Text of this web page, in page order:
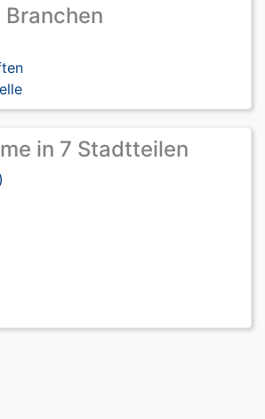
in 7 Stadtteilen